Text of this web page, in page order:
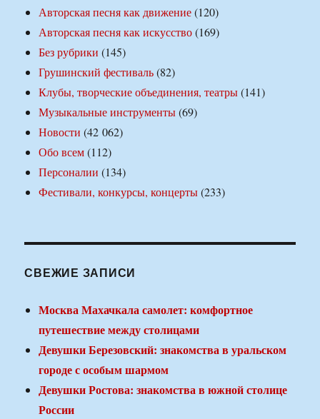
Авторская песня как движение(120)
Авторская песня как искусство(169)
Без рубрики (145)
Грушинский фестиваль(82)
Клубы, творческие объединения, театры(141)
Музыкальные инструменты(69)
Новости (42 062)
Обо всем(112)
Персоналии (134)
Фестивали, конкурсы, концерты(233)
СВЕЖИЕ ЗАПИСИ
Москва Махачкала самолет: комфортное
путешествие между столицами
Девушки Березовский: знакомства в уральском
городе с особым шармом
Девушки Ростова: знакомства в южной столице
России